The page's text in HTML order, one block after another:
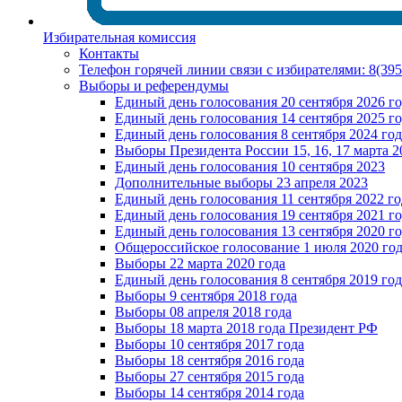
Избирательная комиссия
Контакты
Телефон горячей линии связи с избирателями:
Выборы и референдумы
Единый день голосования 20 сентября 2026
Единый день голосования 14 сентября 2025
Единый день голосования 8 сентября 2024
Выборы Президента России 15, 16, 17 марта
Единый день голосования 10 сентября 2023
Дополнительные выборы 23 апреля 2023
Единый день голосования 11 сентября 2022
Единый день голосования 19 сентября 2021
Единый день голосования 13 сентября 2020
Общероссийское голосование 1 июля 2020
Выборы 22 марта 2020 года
Единый день голосования 8 сентября 2019
Выборы 9 сентября 2018 года
Выборы 08 апреля 2018 года
Выборы 18 марта 2018 года Президент РФ
Выборы 10 сентября 2017 года
Выборы 18 сентября 2016 года
Выборы 27 сентября 2015 года
Выборы 14 сентября 2014 года